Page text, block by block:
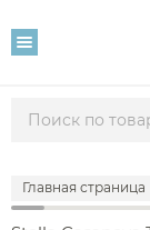
Главная страница